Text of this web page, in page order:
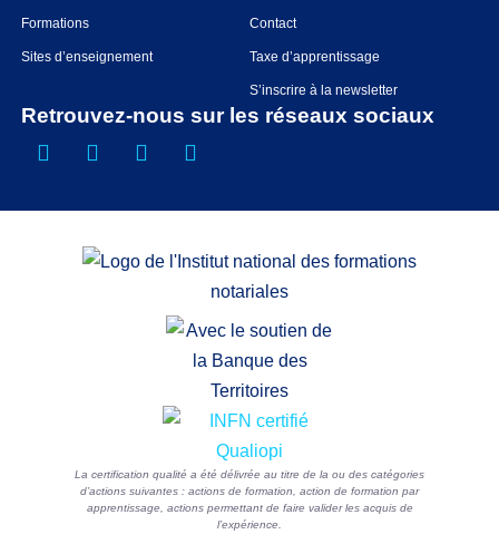
Formations
Sites d’enseignement
Contact
Taxe d’apprentissage
S’inscrire à la newsletter
Retrouvez-nous sur les réseaux sociaux
La certification qualité a été délivrée au titre de la ou des catégories
d’actions suivantes : actions de formation, action de formation par
apprentissage, actions permettant de faire valider les acquis de
l’expérience.